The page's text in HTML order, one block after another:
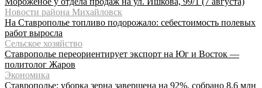
Новости района Михайловск
На Ставрополье топливо подорожало: себестоимость полевых
работ выросла
Сельское хозяйство
Ставрополье переориентирует экспорт на Юг и Восток —
политолог Жаров
Экономика
Ставрополье: уборка зерна завершена на 92%, собрано 8,6 млн